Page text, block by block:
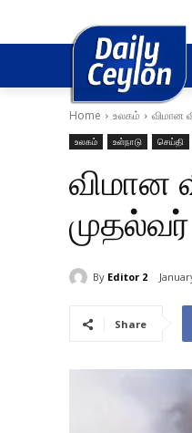
Home உலகம் விமான
உலகம் உள்நாடு செய்தி
விமான
முதல்வர்
By Editor 2
Share